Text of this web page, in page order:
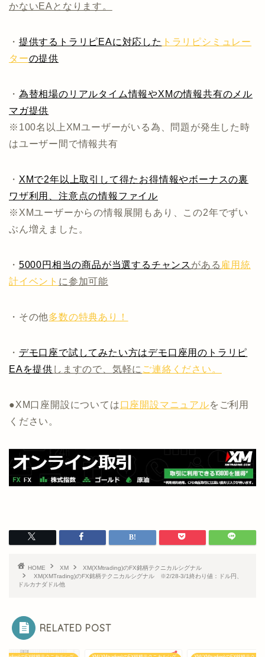
かないEAとなります。
・ 提供するトラリピEAに対応した トラリピシミュレー
ターの提供
・ 為替相場のリアルタイム情報やXMの情報共有のメル
マガ提供
※100名以上XMユーザーがいる為、問題が発生した時
はユーザー間で情報共有
・ XMで2年以上取引して得たお得情報やボーナスの裏
ワザ利用、注意点の情報ファイル
※XMユーザーからの情報展開もあり、この2年でずい
ぶん増えました。
・ 5000円相当の商品が当選するチャンス がある 雇用統
計イベント に参加可能
・その他多数の特典あり！
・ デモ口座で試してみたい方はデモ口座用のトラリピ
EAを提供 しますので、気軽に ご連絡ください。
●XM口座開設については口座開設マニュアルをご利用
ください。
HOME XM
XM(XMtrading)のFX銘柄テクニカルシグナル
XM(XMTrading)のFX銘柄テクニカルシグナル ※2/28-3/1終わり値：ドル円、
ドルカナダドル他
RELATED POST